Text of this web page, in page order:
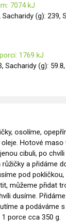
7074 kJ
(g): 239,
1769 kJ
Sacharidy (g):
osolíme,
Hotové maso
cibuli, po
a přidáme
pod
můžeme přidat
dusíme.
a podáváme
porce cca 350 g.